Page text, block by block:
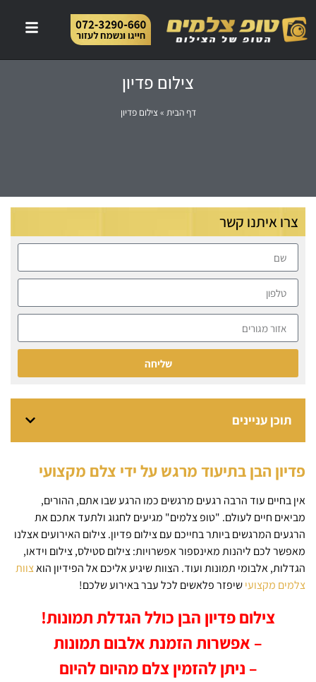
צילום פדיון
דף הבית » צילום פדיון
צרו איתנו קשר
שליחה
תוכן עניינים
פדיון הבן בתיעוד מרגש על ידי צלם מקצועי
אין בחיים עוד הרבה רגעים מרגשים כמו הרגע שבו אתם, ההורים,
מביאים חיים לעולם. "טופ צלמים" מגיעים לחגוג ולתעד אתכם את
הרגעים המרגשים ביותר בחייכם עם צילום פדיון. צילום האירועים אצלנו
מאפשר לכם ליהנות מאינספור אפשרויות: צילום סטילס, צילום וידאו,
הגדלות, אלבומי תמונות ועוד. הצוות שיגיע אליכם אל הפידיון הואצוות
צלמים מקצועישיפזר פלאשים לכל עבר באירוע שלכם!
צילום פדיון הבן כולל הגדלת תמונות!
– אפשרות הזמנת אלבום תמונות
– ניתן להזמין צלם מהיום להיום